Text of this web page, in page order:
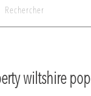
wiltshire pop